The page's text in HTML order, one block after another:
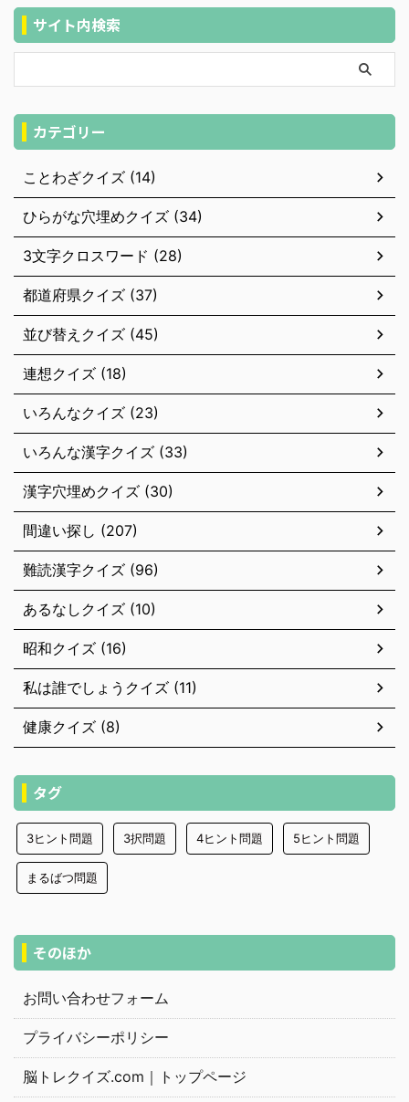
サイト内検索
カテゴリー
ことわざクイズ (14)
ひらがな穴埋めクイズ (34)
3文字クロスワード (28)
都道府県クイズ (37)
並び替えクイズ (45)
連想クイズ (18)
いろんなクイズ (23)
いろんな漢字クイズ (33)
漢字穴埋めクイズ (30)
間違い探し (207)
難読漢字クイズ (96)
あるなしクイズ (10)
昭和クイズ (16)
私は誰でしょうクイズ (11)
健康クイズ (8)
タグ
3ヒント問題 3択問題 4ヒント問題 5ヒント問題
まるばつ問題
そのほか
お問い合わせフォーム
プライバシーポリシー
脳トレクイズ.com｜トップページ